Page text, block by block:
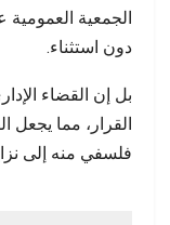
الجمعية
دون استثناء.
بل إن القضاء
القرار، مما
فلسفي منه إلى